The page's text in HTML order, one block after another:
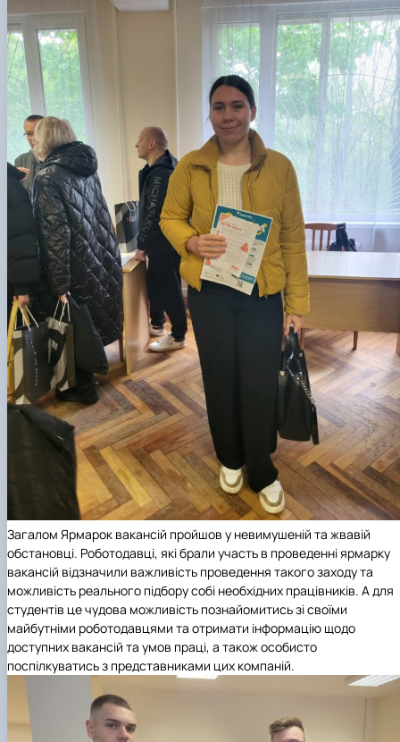
Загалом Ярмарок вакансій пройшов у невимушеній та жвавій
обстановці. Роботодавці, які брали участь в проведенні ярмарку
вакансій відзначили важливість проведення такого заходу та
можливість реального підбору собі необхідних працівників. А для
студентів це чудова можливість познайомитись зі своїми
майбутніми роботодавцями та отримати інформацію щодо
доступних вакансій та умов праці, а також особисто
поспілкуватись з представниками цих компаній.